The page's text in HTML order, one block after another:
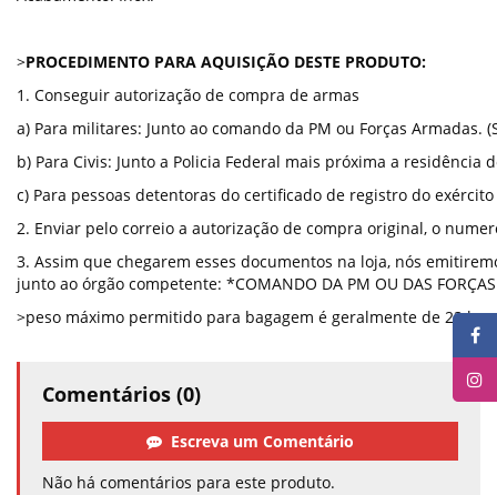
>PROCEDIMENTO PARA AQUISIÇÃO DESTE PRODUTO:
1. Conseguir autorização de compra de armas
a) Para militares: Junto ao comando da PM ou Forças Armadas.
b) Para Civis: Junto a Policia Federal mais próxima a
c) Para pessoas detentoras do certificado de registro do
2. Enviar pelo correio a autorização de compra original, o
3. Assim que chegarem esses documentos na loja, nós
junto ao órgão competente: *COMANDO DA PM OU DAS FORÇAS
>peso máximo permitido para bagagem é geralmente de 23
Comentários (0)
Escreva um Comentário
Não há comentários para este produto.